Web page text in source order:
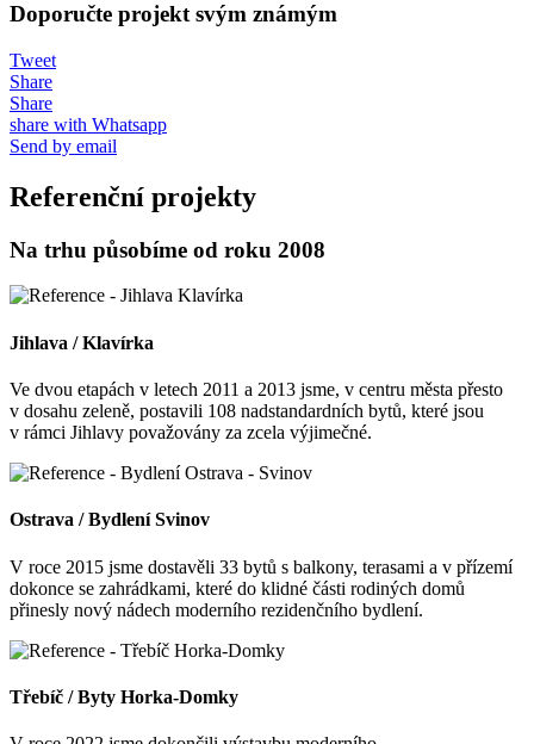
Doporučte projekt svým známým
Tweet
Share
Share
share with Whatsapp
Send by email
Referenční projekty
Na trhu působíme od roku 2008
Jihlava / Klavírka
Ve dvou etapách v letech 2011 a 2013 jsme, v centru města přesto
v dosahu zeleně, postavili 108 nadstandardních bytů, které jsou
v rámci Jihlavy považovány za zcela výjimečné.
Ostrava / Bydlení Svinov
V roce 2015 jsme dostavěli 33 bytů s balkony, terasami a v přízemí
dokonce se zahrádkami, které do klidné části rodiných domů
přinesly nový nádech moderního rezidenčního bydlení.
Třebíč / Byty Horka-Domky